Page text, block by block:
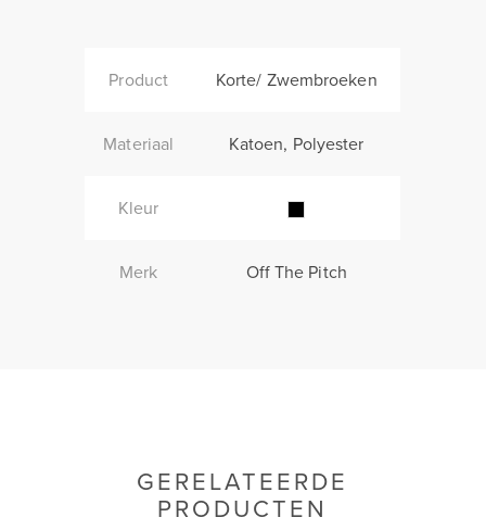
Product Korte/ Zwembroeken
Materiaal Katoen, Polyester
Kleur
Merk Off The Pitch
GERELATEERDE
PRODUCTEN